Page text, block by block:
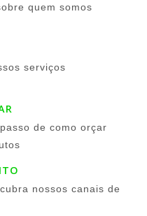
quem somos
serviços
de como orçar
nossos canais de